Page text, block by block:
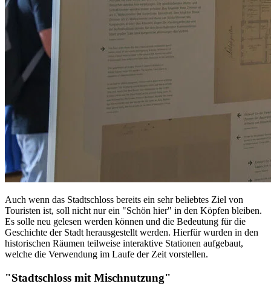
Auch wenn das Stadtschloss bereits ein sehr beliebtes Ziel von
Touristen ist, soll nicht nur ein "Schön hier" in den Köpfen bleiben.
Es solle neu gelesen werden können und die Bedeutung für die
Geschichte der Stadt herausgestellt werden. Hierfür wurden in den
historischen Räumen teilweise interaktive Stationen aufgebaut,
welche die Verwendung im Laufe der Zeit vorstellen.
"Stadtschloss mit Mischnutzung"